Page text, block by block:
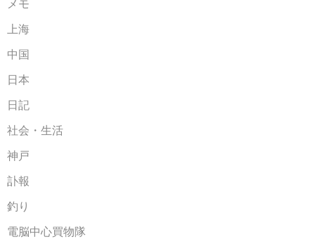
メモ
上海
中国
日本
日記
社会・生活
神戸
訃報
釣り
電脳中心買物隊